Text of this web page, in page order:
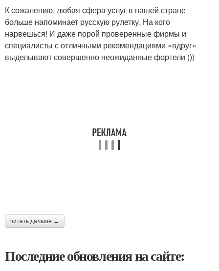
К сожалению, любая сфера услуг в нашей стране
больше напоминает русскую рулетку. На кого
нарвешься! И даже порой проверенные фирмы и
специалисты с отличными рекомендациями «вдруг»
выделывают совершенно неожиданные фортели )))
читать дальше →
Последние обновления на сайте: